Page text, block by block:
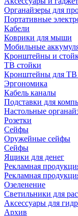
Органайзеры для
Портативные
Кабели
Коврики для мыши
Мобильные
Кронштейны и
ТВ стойки
Кронштейны для ТВ
Эргономика
Кабель каналы
Подставки для
Настольные
Розетки
Сейфы
Оружейные сейфы
Сейфы
Ящики для денег
Рекламная
Рекламная
Озеленение
Светильники для
Аксессуары для
Архив